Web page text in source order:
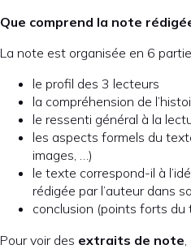
Que comprend la note
La note est organisée en 6
le profil des 3 lecteurs
la compréhension de
le ressenti général à la
les aspects formels du
images, …)
le texte correspond-il à
rédigée par l’auteur dans
conclusion (points forts du
Pour voir des extraits de note